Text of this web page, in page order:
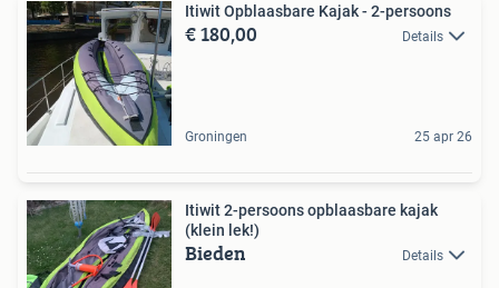
Itiwit Opblaasbare Kajak - 2-persoons
€ 180,00 Details
Groningen 25 apr 26
Itiwit 2-persoons opblaasbare kajak
(klein lek!)
Bieden Details